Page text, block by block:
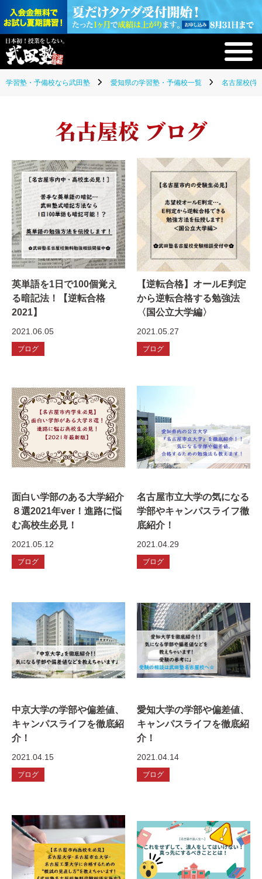
学習塾・予備校なら武田塾 愛知県の学習塾・予備校一覧 名古屋校(学
名古屋校 ブログ
英単語を1日で100個覚え
る暗記法！【逆転合格
2021】
2021.06.05
ブログ
【逆転合格】オールE判定
から逆転合格する勉強法
〈国公立大学編〉
2021.05.27
ブログ
面白い学部のある大学紹介
８選2021年ver！進路に悩
む高校生必見！
2021.05.12
ブログ
名古屋市立大学の気になる
学部やキャンパスライフ徹
底紹介！
2021.04.29
ブログ
中京大学の学部や偏差値、
キャンパスライフを徹底紹
介！
2021.04.15
ブログ
愛知大学の学部や偏差値、
キャンパスライフを徹底紹
介！
2021.04.14
ブログ